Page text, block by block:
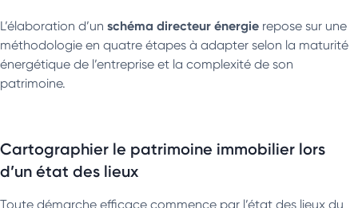
L’élaboration d’un schéma directeur énergie repose sur une
méthodologie en quatre étapes à adapter selon la maturité
énergétique de l’entreprise et la complexité de son
patrimoine.
Cartographier le patrimoine immobilier lors
d’un état des lieux
Toute démarche efficace commence par l’état des lieux du